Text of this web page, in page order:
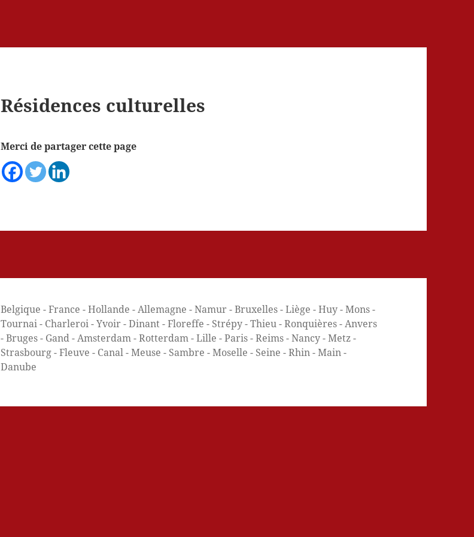
Résidences culturelles
Merci de partager cette page
Belgique - France - Hollande - Allemagne - Namur - Bruxelles - Liège - Huy - Mons -
Tournai - Charleroi - Yvoir - Dinant - Floreffe - Strépy - Thieu - Ronquières - Anvers
- Bruges - Gand - Amsterdam - Rotterdam - Lille - Paris - Reims - Nancy - Metz -
Strasbourg - Fleuve - Canal - Meuse - Sambre - Moselle - Seine - Rhin - Main -
Danube